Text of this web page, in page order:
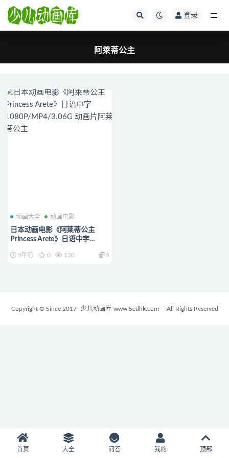
登录
阿莱蒂公主
动画大全 动画电影
日本动画电影《阿莱蒂公主
Princess Arete》日语中字
蒂公主
5年前 0 130 5
Copyright © Since 2017 少儿动画库-www.Sedhk.com - All Rights Reserved
首页 大全 问答 我的 顶部